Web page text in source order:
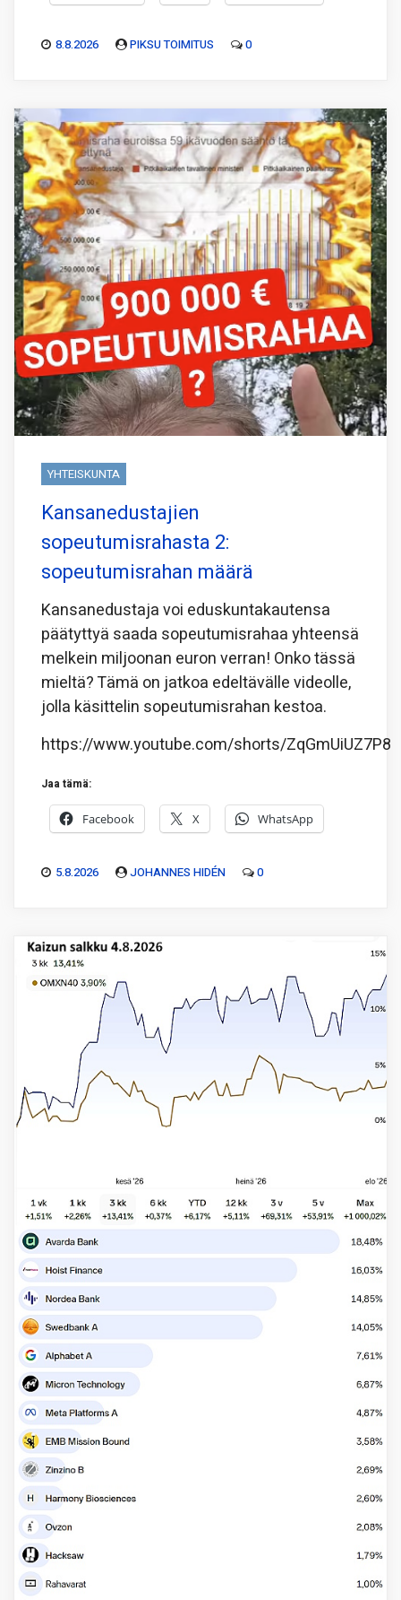
8.8.2026 PIKSU TOIMITUS 0
YHTEISKUNTA
Kansanedustajien
sopeutumisrahasta 2:
sopeutumisrahan määrä
Kansanedustaja voi eduskuntakautensa
päätyttyä saada sopeutumisrahaa yhteensä
melkein miljoonan euron verran! Onko tässä
mieltä? Tämä on jatkoa edeltävälle videolle,
jolla käsittelin sopeutumisrahan kestoa.
https://www.youtube.com/shorts/ZqGmUiUZ7P8
Jaa tämä:
Facebook X WhatsApp
5.8.2026 JOHANNES HIDÉN 0